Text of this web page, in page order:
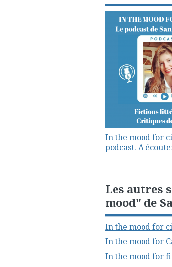
In the mood for
podcast. A
Les autres
mood" de
In the mood for
In the mood for
In the mood for